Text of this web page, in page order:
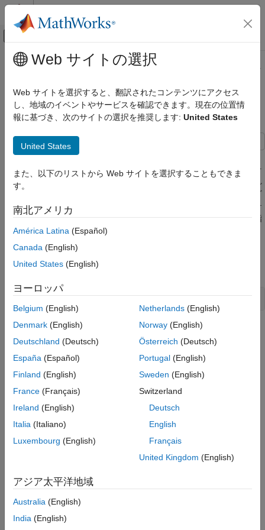
コンテンツへスキップ
オフキャンバス ナビゲーション メ
ドキュメンテーションのホーム
Simulink Design Verifier
設計要件の指定と検証
ブロック置換による固定小数点のクルーズ
コントロールのプロパティ証明ワークフロー
メインコンテンツ
ブロック置換による固定小数点のク
ルーズ コントロールのプロパティ
証明ワークフロー
この例では、固定小数点のクルーズ コントロール アルゴリズム
によるプロパティの証明方法を示します。これは、モデル参照を
使用して設計モデルを参照するため、元の設計モデルは変更され
ません。ブロック置換ルールにより、オーバーフローが可能かど
うかをチェックするプロパティが指定されます。検証サブシステ
ムにより、プロパティ証明中の速度入力の範囲に対する仮定が指
定されます。このモデルは、参照モデルで固定小数点 PI コント
ローラーの Outport を接続する Sum ブロックにブロック置換を
Design Verifier™ を設定します。
open_system('sldvdemo_cruise_control_fxp_verification'
Web サイトの選択
Web サイトを選択すると、翻訳されたコンテンツにアクセス
し、地域のイベントやサービスを確認できます。現在の位置情
報に基づき、次のサイトの選択を推奨します: United States
United States
また、以下のリストから Web サイトを選択することもできま
す。
南北アメリカ
América Latina (Español)
Canada (English)
United States (English)
ヨーロッパ
Belgium (English)
Denmark (English)
Deutschland (Deutsch)
España (Español)
Finland (English)
France (Français)
Ireland (English)
Italia (Italiano)
Luxembourg (English)
Netherlands(English)
Norway(English)
Österreich (Deutsch)
Portugal(English)
Sweden (English)
Switzerland
Deutsch
English
Français
United Kingdom (English)
アジア太平洋地域
Australia (English)
India (English)